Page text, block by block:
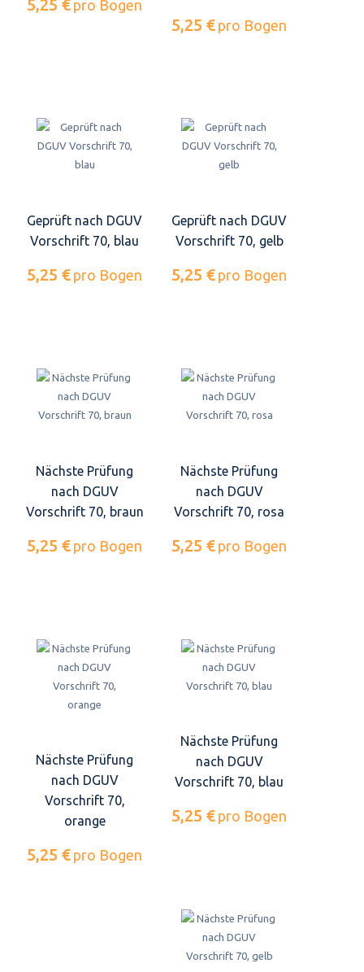
5,25 € pro Bogen
5,25 € pro Bogen
Geprüft nach DGUV
Vorschrift 70, blau
5,25 € pro Bogen
Geprüft nach DGUV
Vorschrift 70, gelb
5,25 € pro Bogen
Nächste Prüfung
nach DGUV
Vorschrift 70, braun
5,25 € pro Bogen
Nächste Prüfung
nach DGUV
Vorschrift 70, rosa
5,25 € pro Bogen
Nächste Prüfung
nach DGUV
Vorschrift 70,
orange
5,25 € pro Bogen
Nächste Prüfung
nach DGUV
Vorschrift 70, blau
5,25 € pro Bogen